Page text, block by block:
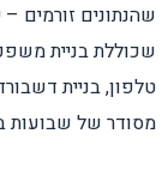
שהנתונים זורמים
מסודר של שבועות